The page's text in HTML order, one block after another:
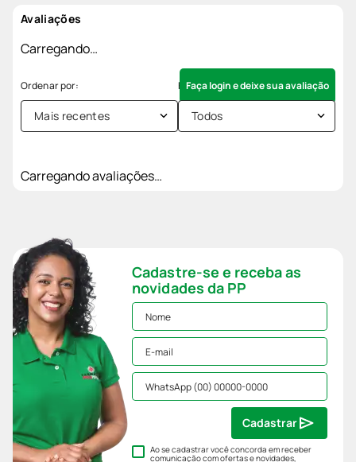
Avaliações
Carregando…
Faça login e deixe sua avaliação
Mais recentes Todos
Carregando avaliações…
Cadastre-se e receba as
novidades da PP
Ao se cadastrar você concorda em receber
comunicação com ofertas e novidades,
Cadastrar